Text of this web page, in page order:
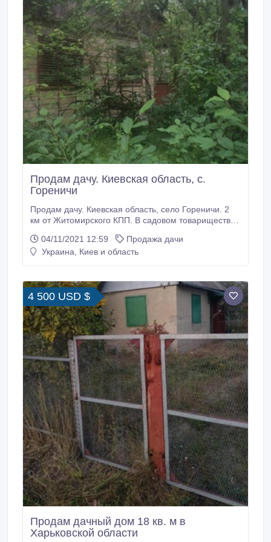
Продам дачу. Киевская область, с.
Гореничи
Продам дачу. Киевская область, село Гореничи. 2
км от Житомирского КПП. В садовом товариществе
04/11/2021 12:59
Продажа дачи
Украина, Киев и область
4 500 USD $
Продам дачный дом 18 кв. м в
Харьковской области